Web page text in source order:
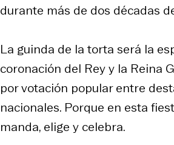
durante más de dos décadas
La guinda de la torta será la
coronación del Rey y la Reina
por votación popular entre
nacionales. Porque en esta
manda, elige y celebra.